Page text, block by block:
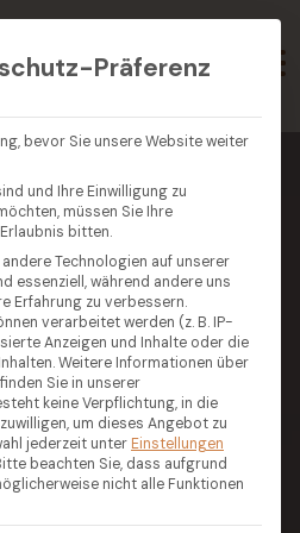
Präferenz
bevor Sie unsere Website weiter
und Ihre Einwilligung zu
müssen Sie Ihre
bitten.
Technologien auf unserer
essenziell, während andere uns
Erfahrung zu verbessern.
verarbeitet werden (z. B. IP-
Anzeigen und Inhalte oder die
Weitere Informationen über
Sie in unserer
keine Verpflichtung, in die
um dieses Angebot zu
jederzeit unter Einstellungen
beachten Sie, dass aufgrund
nicht alle Funktionen